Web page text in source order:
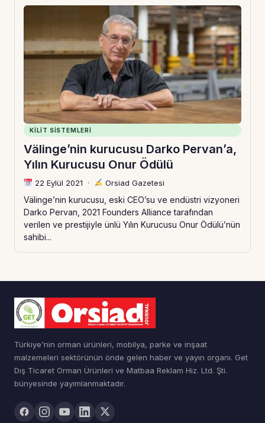
KILIT SISTEMLERI
Välinge’nin kurucusu Darko Pervan’a,
Yılın Kurucusu Onur Ödülü
22 Eylül 2021 · Orsiad Gazetesi
Välinge’nin kurucusu, eski CEO’su ve endüstri vizyoneri
Darko Pervan, 2021 Founders Alliance tarafından
verilen ve prestijiyle ünlü Yılın Kurucusu Onur Ödülü’nün
sahibi...
Türkiye'nin orman ürünleri, mobilya, parke ve inşaat
malzemeleri sektörünün önde gelen haber ve yayın organı. Get
Dış Ticaret Orman Ürünleri ve Matbaa Reklam Hiz. Ltd. Şti.
bünyesinde yayımlanmaktadır.